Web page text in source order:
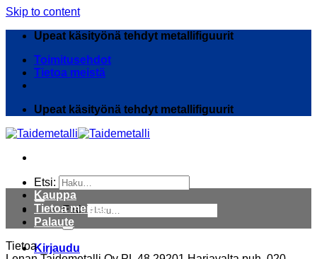
Skip to content
Upeat käsityönä tehdyt metallifiguurit
Toimitusehdot
Tietoa meistä
Upeat käsityönä tehdyt metallifiguurit
Etsi:
Etsi:
Kirjaudu
Kauppa
Tietoa meistä
Palaute
Tietoa